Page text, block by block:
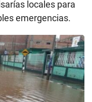
locales para
emergencias.